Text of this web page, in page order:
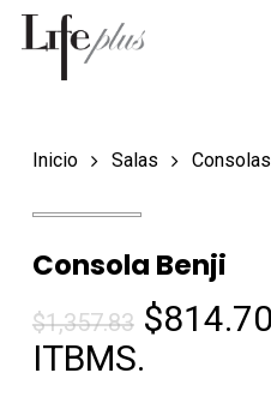
Skip
Búsqueda
productos
Inicio Salas Consolas
Consola Benji
$1,357.83 El
$814.70
ITBMS.